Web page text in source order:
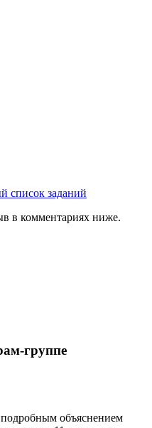
список заданий
в комментариях ниже.
группе
объяснением